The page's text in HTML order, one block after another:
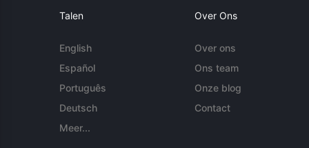
Talen
English
Español
Português
Deutsch
Meer...
Over Ons
Over ons
Ons team
Onze blog
Contact